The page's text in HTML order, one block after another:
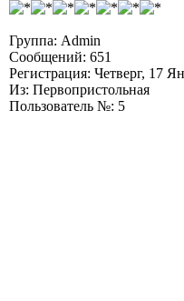
Группа: Admin
Сообщений: 651
Регистрация: Четверг, 17
Из: Первопристольная
Пользователь №: 5